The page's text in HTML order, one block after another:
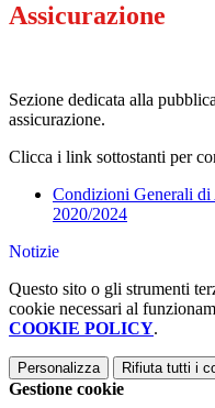
Assicurazione
Sezione dedicata alla
assicurazione.
Clicca i link sottostanti per
Condizioni Generali
2020/2024
Notizie
Questo sito o gli strumenti
cookie necessari al
COOKIE POLICY.
Personalizza Rifiuta tutti i
Gestione cookie